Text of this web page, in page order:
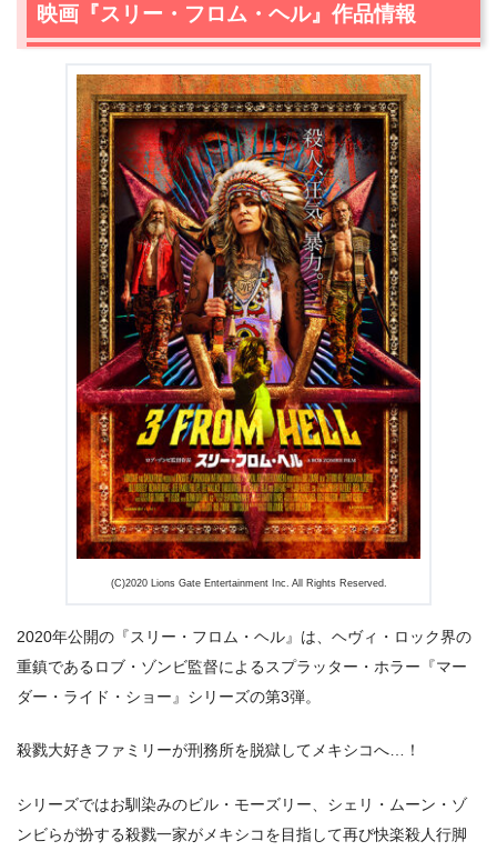
＼＼31日間無料!!お試し解約もOK／／
今すぐ無料でU-NEXTで見る
出典:U-NEXT
映画『スリー・フロム・ヘル』作品情報
(C)2020 Lions Gate Entertainment Inc. All Rights Reserved.
2020年公開の『スリー・フロム・ヘル』は、ヘヴィ・ロック界の
重鎮であるロブ・ゾンビ監督によるスプラッター・ホラー『マー
ダー・ライド・ショー』シリーズの第3弾。
殺戮大好きファミリーが刑務所を脱獄してメキシコへ…！
シリーズではお馴染みのビル・モーズリー、シェリ・ムーン・ゾ
ンビらが扮する殺戮一家がメキシコを目指して再び快楽殺人行脚